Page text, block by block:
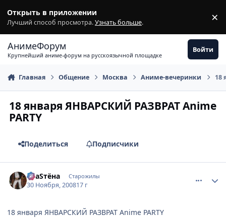
Открыть в приложении
Лучший способ просмотра.Узнать больше. ×
АнимеФорум
Крупнейший аниме-форум на русскоязычной площадке
Войти
Главная Общение Москва Аниме-вечеринки 18
18 января ЯНВАРСКИЙ РАЗВРАТ Anime
PARTY
Поделиться Подписчики
SлаSтёна Старожилы
30 Ноября, 200817 г
18 января ЯНВАРСКИЙ РАЗВРАТ Anime PARTY